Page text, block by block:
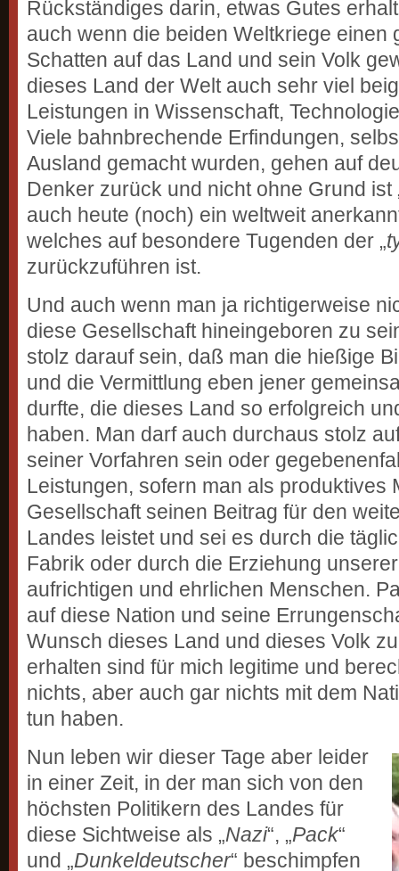
Rückständiges darin, etwas Gutes
auch wenn die beiden Weltkriege einen
Schatten auf das Land und sein Volk
dieses Land der Welt auch sehr viel
Leistungen in Wissenschaft,
Viele bahnbrechende Erfindungen,
Ausland gemacht wurden, gehen auf
Denker zurück und nicht ohne Grund ist
auch heute (noch) ein weltweit
welches auf besondere Tugenden der „
zurückzuführen ist.
Und auch wenn man ja richtigerweise
diese Gesellschaft hineingeboren zu
stolz darauf sein, daß man die hießige
und die Vermittlung eben jener
durfte, die dieses Land so erfolgreich
haben. Man darf auch durchaus stolz
seiner Vorfahren sein oder
Leistungen, sofern man als produktives
Gesellschaft seinen Beitrag für den
Landes leistet und sei es durch die
Fabrik oder durch die Erziehung
aufrichtigen und ehrlichen Menschen.
auf diese Nation und seine
Wunsch dieses Land und dieses Volk
erhalten sind für mich legitime und
nichts, aber auch gar nichts mit dem
tun haben.
Nun leben wir dieser Tage aber leider
in einer Zeit, in der man sich von den
höchsten Politikern des Landes für
diese Sichtweise als „Nazi“, „Pack“
und „Dunkeldeutscher“ beschimpfen